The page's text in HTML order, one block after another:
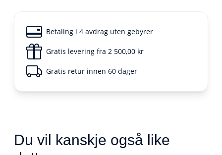
Betaling i 4 avdrag uten gebyrer
Gratis levering fra 2 500,00 kr
Gratis retur innen 60 dager
Du vil kanskje også like